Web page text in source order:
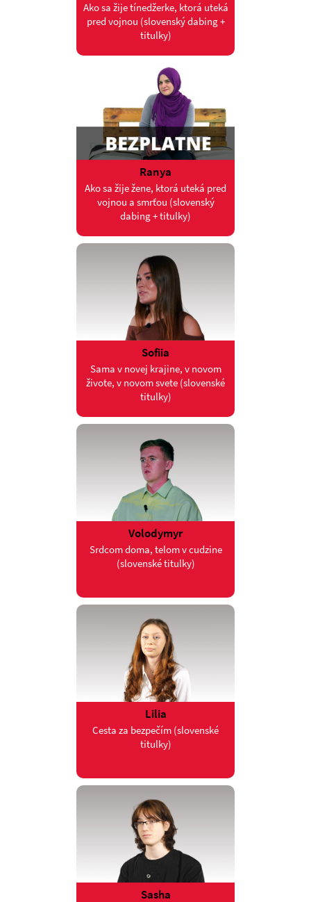
Ako sa žije tínedžerke, ktorá uteká
pred vojnou (slovenský dabing +
titulky)
Ranya
Ako sa žije žene, ktorá uteká pred
vojnou a smrťou (slovenský
dabing + titulky)
Sofiia
Sama v novej krajine, v novom
živote, v novom svete (slovenské
titulky)
Volodymyr
Srdcom doma, telom v cudzine
(slovenské titulky)
Lilia
Cesta za bezpečím (slovenské
titulky)
Sasha